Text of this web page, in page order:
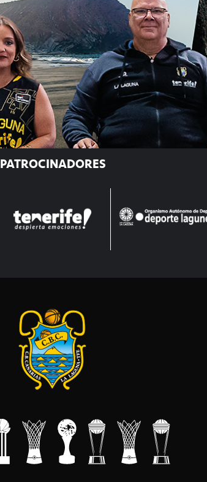
PATROCINADORES